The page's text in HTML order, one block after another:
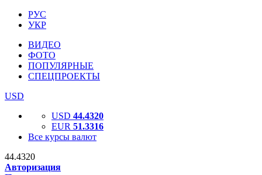
РУС
УКР
ВИДЕО
ФОТО
ПОПУЛЯРНЫЕ
СПЕЦПРОЕКТЫ
USD
USD 44.4320
EUR 51.3316
Все курсы валют
44.4320
Авторизация